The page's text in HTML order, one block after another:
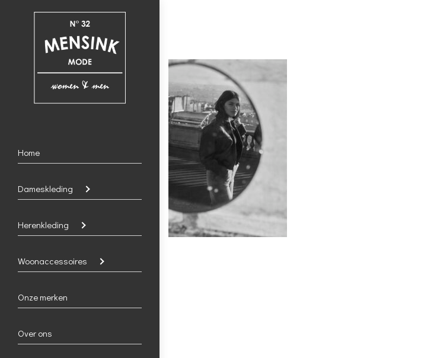
Home
Dameskleding
Herenkleding
Woonaccessoires
Onze merken
Over ons